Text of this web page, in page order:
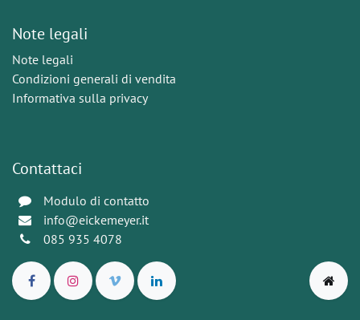
Note legali
Note legali
Condizioni generali di vendita
Informativa sulla privacy
Contattaci
Modulo di contatto
info@eickemeyer.it
085 935 4078